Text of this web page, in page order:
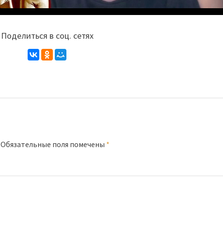
Поделиться в соц. сетях
Обязательные поля помечены *